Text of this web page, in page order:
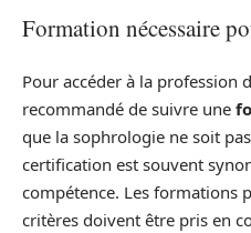
Formation nécessaire
Pour accéder à la profession
recommandé de suivre une
que la sophrologie ne soit
certification est souvent
compétence. Les formations
critères doivent être pris en